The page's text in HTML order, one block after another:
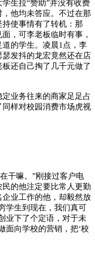
生拉“赞助”并没有收费
他均未答应。不过在那
使事情有了转机：那
，可李老板临时有事，
的学生。凌晨1点，李
发抖的龙宏竟然还在店
还自己掏了几千元做了
业务往来的商家足足占
样对校园消费市场虎视
干嘛。”刚接过客户电
的他注定要比常人更勤
业工作的他，却毅然放
学生到现在，我们真可
业下了个定语，对于未
面向学校的营销，把‘校